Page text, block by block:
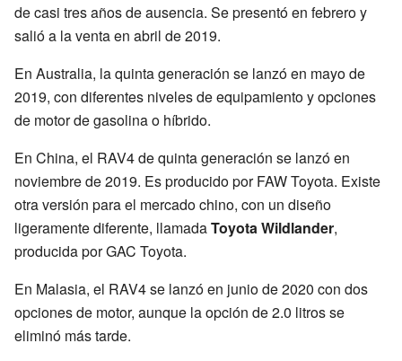
de casi tres años de ausencia. Se presentó en febrero y
salió a la venta en abril de 2019.
En Australia, la quinta generación se lanzó en mayo de
2019, con diferentes niveles de equipamiento y opciones
de motor de gasolina o híbrido.
En China, el RAV4 de quinta generación se lanzó en
noviembre de 2019. Es producido por FAW Toyota. Existe
otra versión para el mercado chino, con un diseño
ligeramente diferente, llamadaToyota Wildlander,
producida por GAC Toyota.
En Malasia, el RAV4 se lanzó en junio de 2020 con dos
opciones de motor, aunque la opción de 2.0 litros se
eliminó más tarde.